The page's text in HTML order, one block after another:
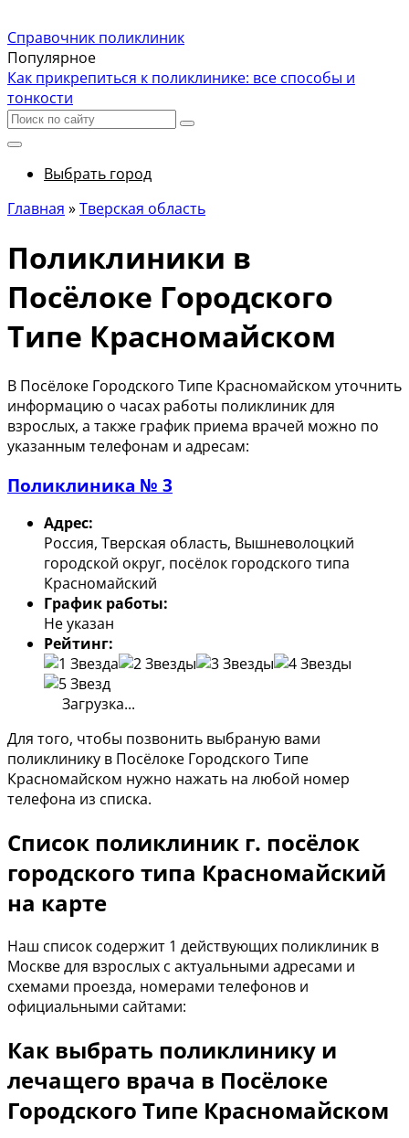
Справочник поликлиник
Популярное
Как прикрепиться к поликлинике: все способы и
тонкости
Выбрать город
Главная »Тверская область
Поликлиники в
Посёлоке Городского
Типе Красномайском
В Посёлоке Городского Типе Красномайском уточнить
информацию о часах работы поликлиник для
взрослых, а также график приема врачей можно по
указанным телефонам и адресам:
Поликлиника № 3
Адрес:
Россия, Тверская область, Вышневолоцкий
городской округ, посёлок городского типа
Красномайский
График работы:
Не указан
Рейтинг:
Загрузка...
Для того, чтобы позвонить выбраную вами
поликлинику в Посёлоке Городского Типе
Красномайском нужно нажать на любой номер
телефона из списка.
Список поликлиник г. посёлок
городского типа Красномайский
на карте
Наш список содержит 1 действующих поликлиник в
Москве для взрослых с актуальными адресами и
схемами проезда, номерами телефонов и
официальными сайтами:
Как выбрать поликлинику и
лечащего врача в Посёлоке
Городского Типе Красномайском